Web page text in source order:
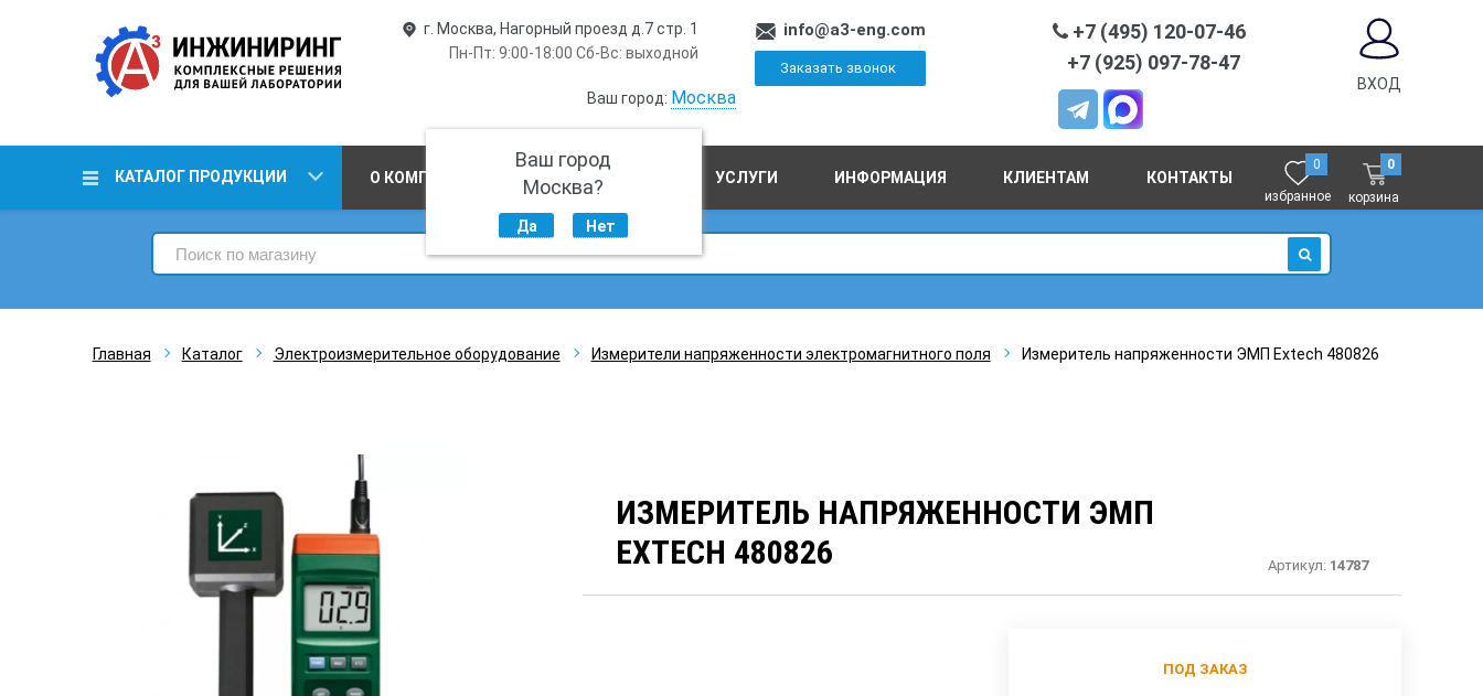
г. Москва, Нагорный проезд д.7 стр. 1
Пн-Пт: 9:00-18:00 Сб-Вс: выходной
Ваш город: Москва
Ваш город
Москва?
Да Нет
info@a3-eng.com
Заказать звонок
+7 (495) 120-07-46
+7 (925) 097-78-47
ВХОД
КАТАЛОГ ПРОДУКЦИИ О КОМПАНИИ ПРОИЗВОДСТВО УСЛУГИ ИНФОРМАЦИЯ КЛИЕНТАМ КОНТАКТЫ
0
избранное
0
корзина
ИСКАТЬ
Главная Каталог Электроизмерительное оборудование Измерители напряженности электромагнитного поля Измеритель напряженности ЭМП Extech 480826
ИЗМЕРИТЕЛЬ НАПРЯЖЕННОСТИ ЭМП
EXTECH 480826
Артикул: 14787
ПОД ЗАКАЗ